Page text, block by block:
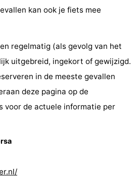
kan ook je fiets mee
regelmatig (als gevolg van het
uitgebreid, ingekort of gewijzigd.
in de meeste gevallen
deze pagina op de
voor de actuele informatie per